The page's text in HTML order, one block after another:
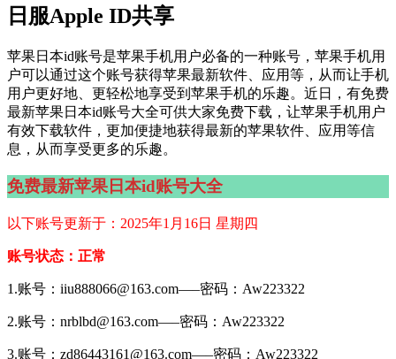
日服Apple ID共享
苹果日本id账号是苹果手机用户必备的一种账号，苹果手机用
户可以通过这个账号获得苹果最新软件、应用等，从而让手机
用户更好地、更轻松地享受到苹果手机的乐趣。近日，有免费
最新苹果日本id账号大全可供大家免费下载，让苹果手机用户
有效下载软件，更加便捷地获得最新的苹果软件、应用等信
息，从而享受更多的乐趣。
免费最新苹果日本id账号大全
以下账号更新于：2025年1月16日 星期四
账号状态：正常
1.账号：iiu888066@163.com—–密码：Aw223322
2.账号：nrblbd@163.com—–密码：Aw223322
3.账号：zd86443161@163.com—–密码：Aw223322